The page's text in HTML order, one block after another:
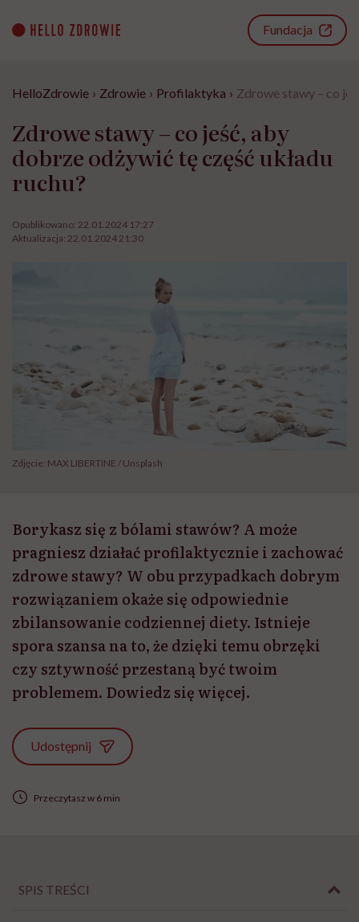
content
Fundacja
HelloZdrowie › Zdrowie › Profilaktyka › Zdrowe stawy – co
Zdrowe stawy – co jeść, aby
dobrze odżywić tę część układu
ruchu?
Opublikowano: 22.01.2024 17:27
Aktualizacja: 22.01.2024 21:30
Zdjęcie: MAX LIBERTINE / Unsplash
Borykasz się z bólami stawów? A może
pragniesz działać profilaktycznie i zachować
zdrowe stawy? W obu przypadkach dobrym
rozwiązaniem okaże się odpowiednie
zbilansowanie codziennej diety. Istnieje
spora szansa na to, że dzięki temu obrzęki
czy sztywność przestaną być twoim
problemem. Dowiedz się więcej.
Udostępnij
Przeczytasz w 6 min
SPIS TREŚCI